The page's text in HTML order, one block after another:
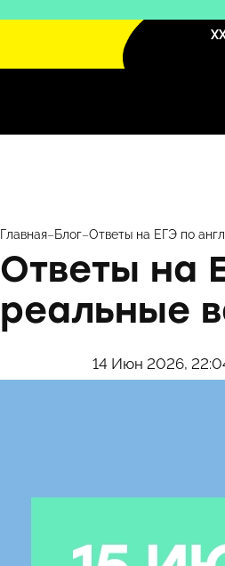
Главная–Блог–Ответы на ЕГЭ по
Ответы на
реальные
14 Июн 2026,